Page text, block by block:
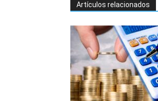
Artículos relacionados